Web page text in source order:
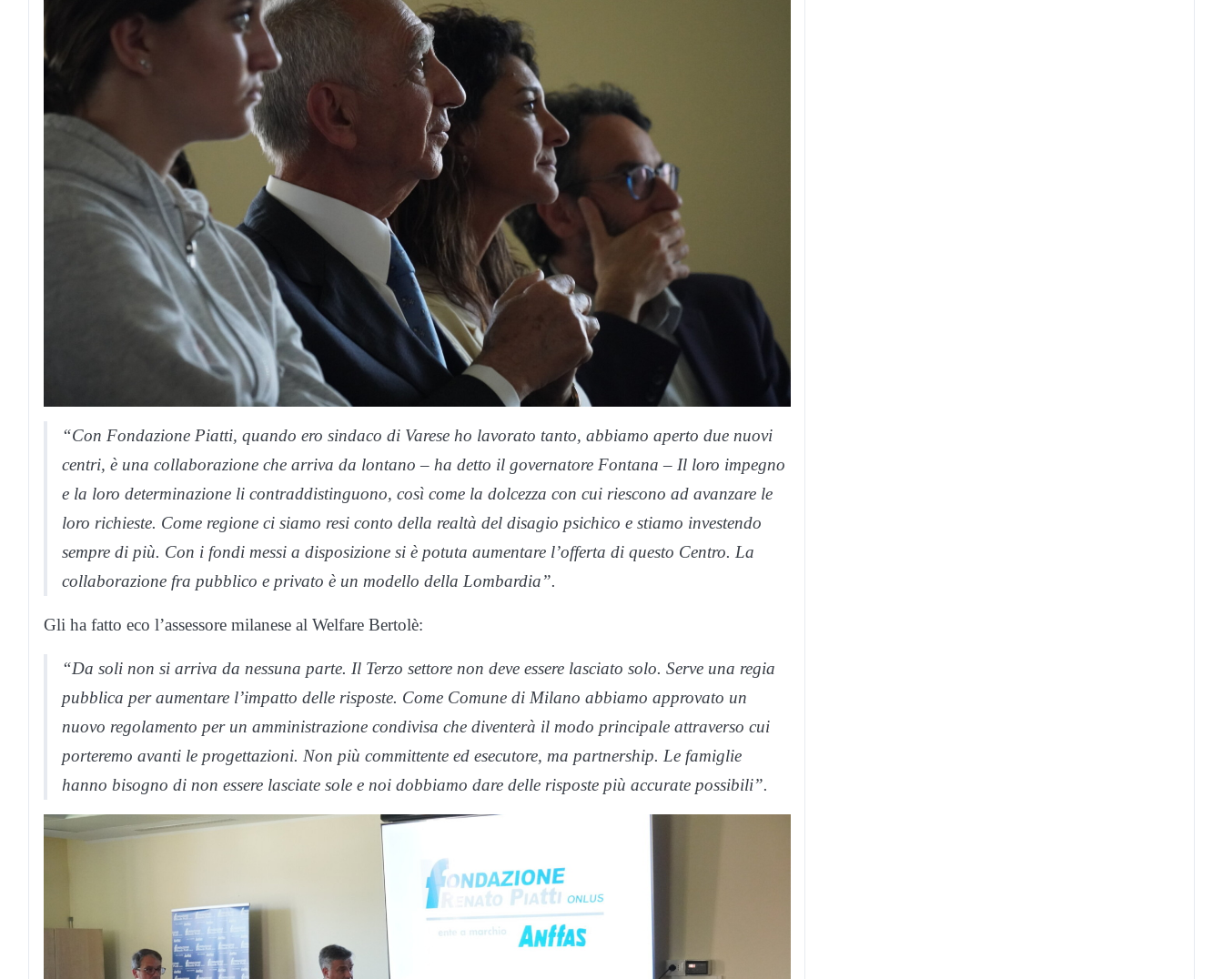
“Con Fondazione Piatti, quando ero sindaco di Varese ho lavorato tanto, abbiamo aperto due nuovi
centri, è una collaborazione che arriva da lontano – ha detto il governatore Fontana – Il loro impegno
e la loro determinazione li contraddistinguono, così come la dolcezza con cui riescono ad avanzare le
loro richieste. Come regione ci siamo resi conto della realtà del disagio psichico e stiamo investendo
sempre di più. Con i fondi messi a disposizione si è potuta aumentare l’offerta di questo Centro. La
collaborazione fra pubblico e privato è un modello della Lombardia”.
Gli ha fatto eco l’assessore milanese al Welfare Bertolè:
“Da soli non si arriva da nessuna parte. Il Terzo settore non deve essere lasciato solo. Serve una regia
pubblica per aumentare l’impatto delle risposte. Come Comune di Milano abbiamo approvato un
nuovo regolamento per un amministrazione condivisa che diventerà il modo principale attraverso cui
porteremo avanti le progettazioni. Non più committente ed esecutore, ma partnership. Le famiglie
hanno bisogno di non essere lasciate sole e noi dobbiamo dare delle risposte più accurate possibili”.